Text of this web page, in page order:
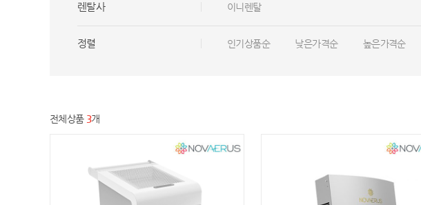
렌탈사 이니렌탈
정렬 인기상품순 낮은가격순 높은가격순
전체상품 3개